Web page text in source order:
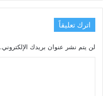
اترك تعليقاً
لن يتم نشر عنوان بريدك الإلكتروني.